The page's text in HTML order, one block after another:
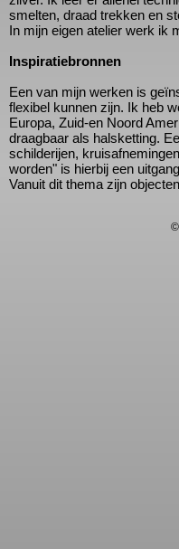
zilver. Ik leer er allerlei
smelten, draad trekken en
Een van mijn werken is
flexibel kunnen zijn. Ik heb
Europa, Zuid-en Noord
draagbaar als halsketting.
schilderijen,
worden" is hierbij een